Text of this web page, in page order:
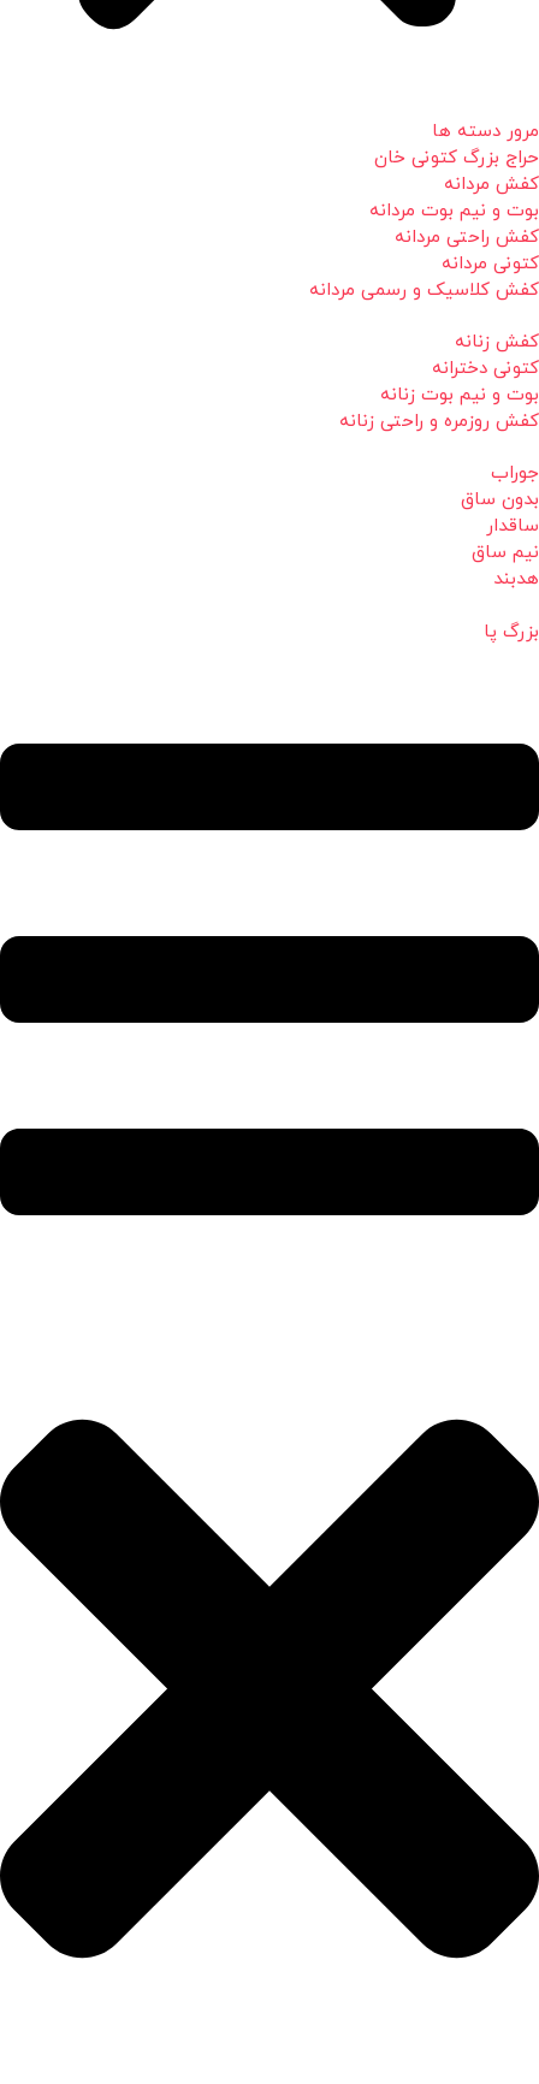
مرور دسته ها
حراج بزرگ کتونی خان
کفش مردانه
بوت و نیم بوت مردانه
کفش راحتی مردانه
کتونی مردانه
کفش کلاسیک و رسمی مردانه
کفش زنانه
کتونی دخترانه
بوت و نیم بوت زنانه
کفش روزمره و راحتی زنانه
جوراب
بدون ساق
ساقدار
نیم ساق
هدبند
بزرگ پا